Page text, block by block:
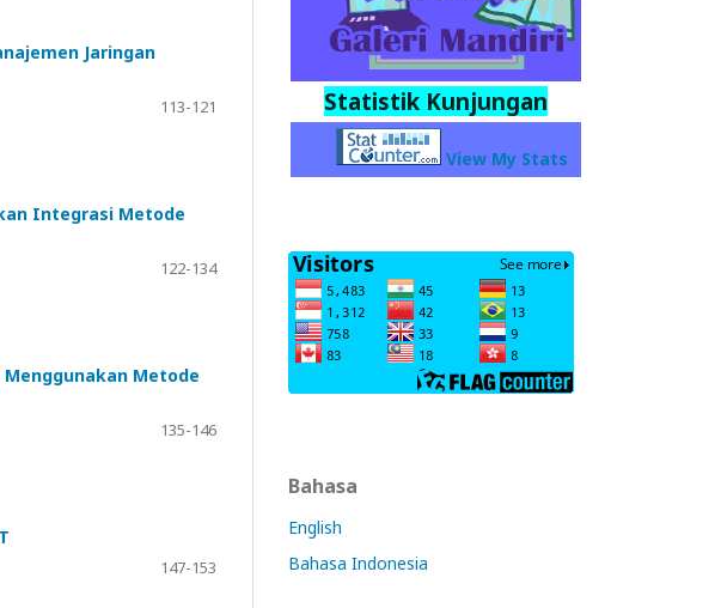
Jaringan
113-121
Integrasi Metode
122-134
Metode
135-146
147-153
Statistik Kunjungan
View My Stats
Bahasa
English
Bahasa Indonesia